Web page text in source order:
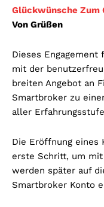
Glückwünsche Zum
Von Grüßen
Dieses Engagement
mit der
breiten Angebot an
Smartbroker zu
aller
Die Eröffnung eines
erste Schritt, um mit
werden später auf
Smartbroker Konto